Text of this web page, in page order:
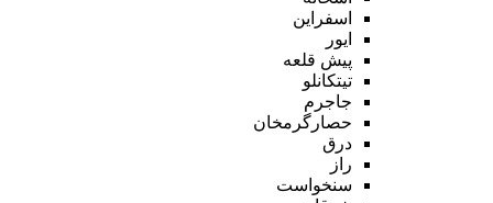
اسفراین
ایور
پیش قلعه
تیتکانلو
جاجرم
حصارگرمخان
درق
راز
سنخواست